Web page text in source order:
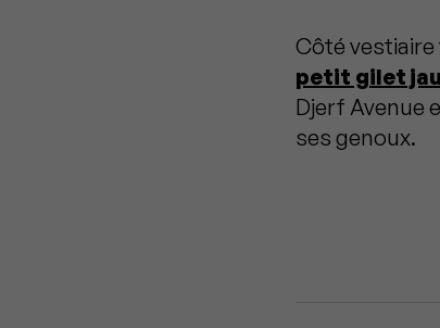
Côté vestiaire
petit gilet
Djerf Avenue
ses genoux.